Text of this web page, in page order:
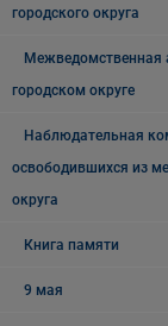
городского округа
Межведомственная
городском округе
Наблюдательная
освободившихся из
округа
Книга памяти
9 мая